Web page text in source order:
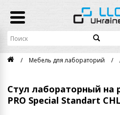
Мебель для лабораторий
Cтул лабораторный на
PRO Special Standart